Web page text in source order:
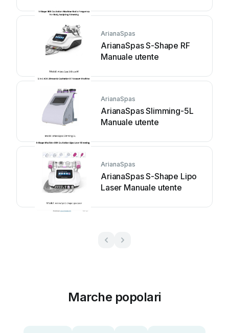
ArianaSpas
ArianaSpas S-Shape RF
Manuale utente
ArianaSpas
ArianaSpas Slimming-5L
Manuale utente
ArianaSpas
ArianaSpas S-Shape Lipo
Laser Manuale utente
Marche popolari